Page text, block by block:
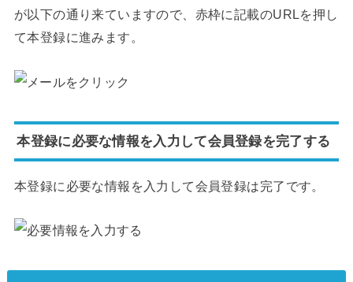
が以下の通り来ていますので、赤枠に記載のURLを押し
て本登録に進みます。
本登録に必要な情報を入力して会員登録を完了する
本登録に必要な情報を入力して会員登録は完了です。